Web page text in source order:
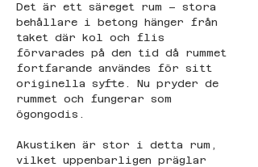
Det är ett säreget rum – stora
behållare i betong hänger från
taket där kol och flis
förvarades på den tid då rummet
fortfarande användes för sitt
originella syfte. Nu pryder de
rummet och fungerar som
ögongodis.
Akustiken är stor i detta rum,
vilket uppenbarligen präglar